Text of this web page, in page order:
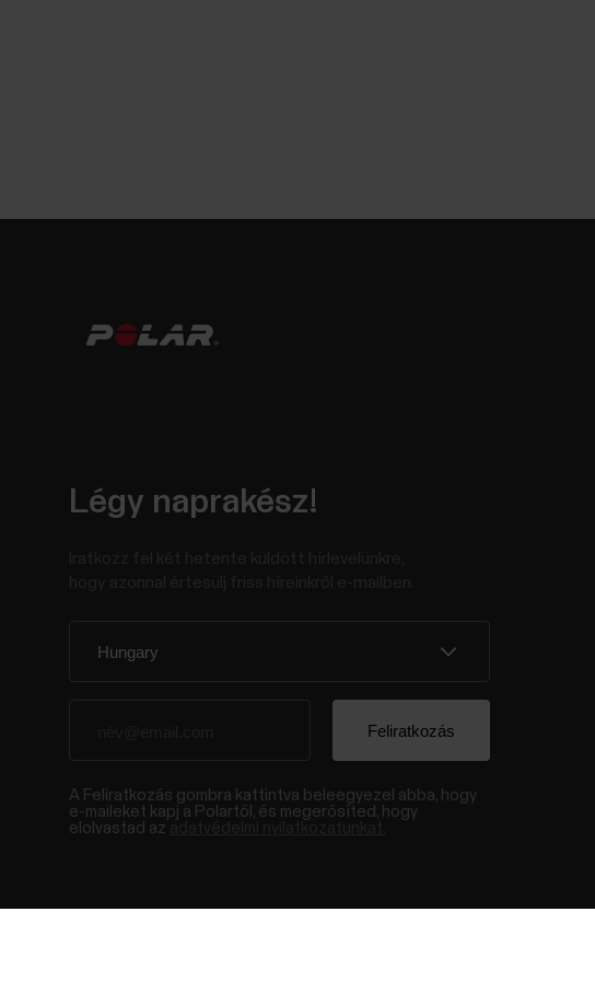
Légy naprakész!
A Feliratkozás gombra kattintva beleegyezel abba, hogy
e-maileket kapj a Polartól, és megerősíted, hogy
elolvastad az